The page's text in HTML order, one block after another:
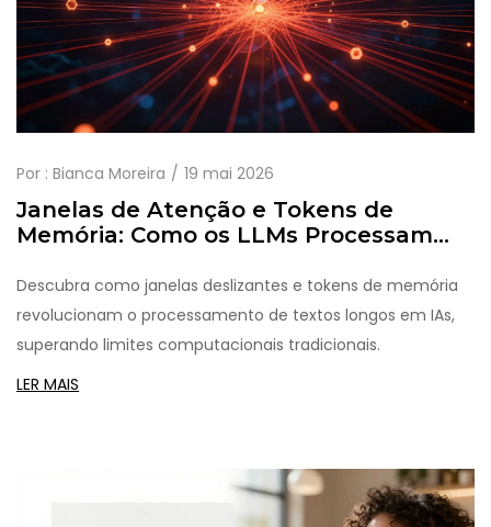
Por : Bianca Moreira 19 mai 2026
Janelas de Atenção e Tokens de
Memória: Como os LLMs Processam
Descubra como janelas deslizantes e tokens de memória
revolucionam o processamento de textos longos em IAs,
superando limites computacionais tradicionais.
LER MAIS